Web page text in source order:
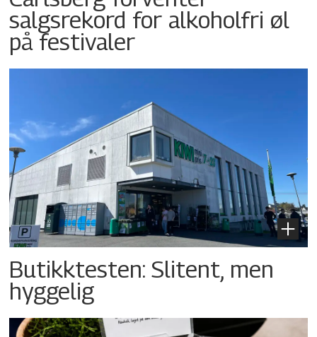
salgsrekord for alkoholfri øl
på festivaler
Butikktesten: Slitent, men
hyggelig